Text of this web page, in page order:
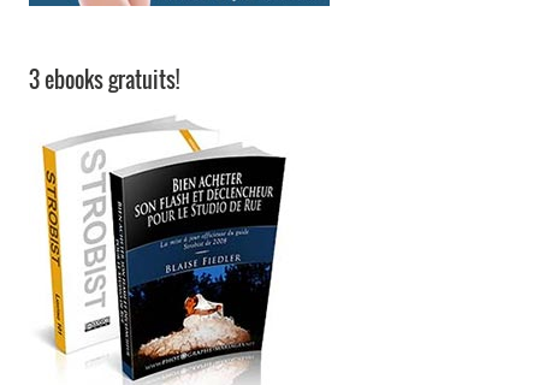
3 ebooks gratuits!